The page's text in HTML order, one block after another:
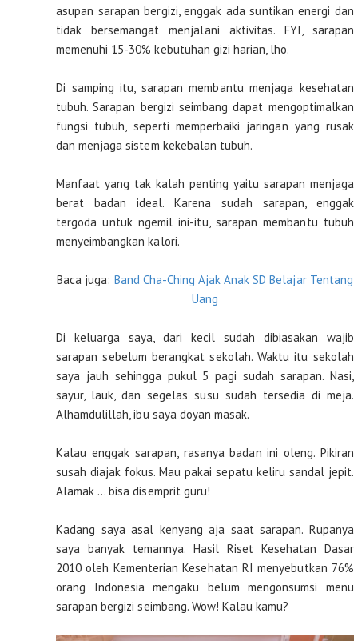
asupan sarapan bergizi, enggak ada suntikan energi dan
tidak bersemangat menjalani aktivitas. FYI, sarapan
memenuhi 15-30% kebutuhan gizi harian, lho.
Di samping itu, sarapan membantu menjaga kesehatan
tubuh. Sarapan bergizi seimbang dapat mengoptimalkan
fungsi tubuh, seperti memperbaiki jaringan yang rusak
dan menjaga sistem kekebalan tubuh.
Manfaat yang tak kalah penting yaitu sarapan menjaga
berat badan ideal. Karena sudah sarapan, enggak
tergoda untuk ngemil ini-itu, sarapan membantu tubuh
menyeimbangkan kalori.
Baca juga: Band Cha-Ching Ajak Anak SD Belajar Tentang
Uang
Di keluarga saya, dari kecil sudah dibiasakan wajib
sarapan sebelum berangkat sekolah. Waktu itu sekolah
saya jauh sehingga pukul 5 pagi sudah sarapan. Nasi,
sayur, lauk, dan segelas susu sudah tersedia di meja.
Alhamdulillah, ibu saya doyan masak.
Kalau enggak sarapan, rasanya badan ini oleng. Pikiran
susah diajak fokus. Mau pakai sepatu keliru sandal jepit.
Alamak … bisa disemprit guru!
Kadang saya asal kenyang aja saat sarapan. Rupanya
saya banyak temannya. Hasil Riset Kesehatan Dasar
2010 oleh Kementerian Kesehatan RI menyebutkan 76%
orang Indonesia mengaku belum mengonsumsi menu
sarapan bergizi seimbang. Wow! Kalau kamu?